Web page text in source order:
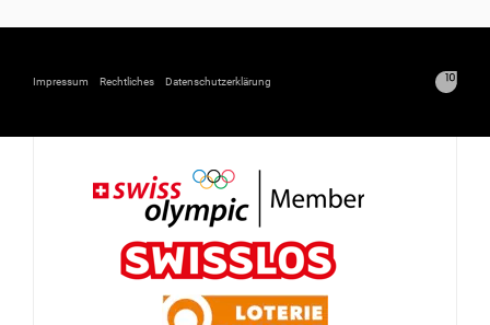
Impressum Rechtliches Datenschutzerklärung